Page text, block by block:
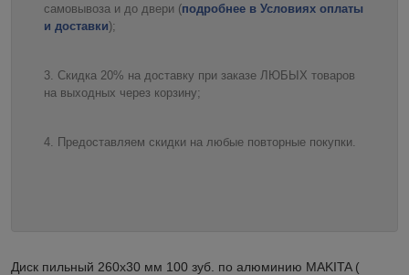
самовывоза и до двери (подробнее в Условиях оплаты
и доставки);
Скидка 20% на доставку при заказе ЛЮБЫХ товаров
на выходных через корзину;
Предоставляем скидки на любые повторные покупки.
Диск пильный 260х30 мм 100 зуб. по алюминию MAKITA (